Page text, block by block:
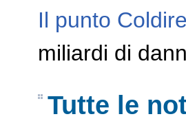
Il punto
miliardi di
Tutte le